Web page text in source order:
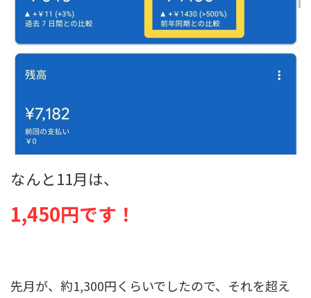
なんと11月は、
1,450円です！
先月が、約1,300円くらいでしたので、それを超え